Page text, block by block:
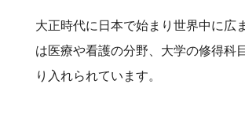
大正時代に日本で始まり世界中に広
は医療や看護の分野、大学の修得科
り入れられています。